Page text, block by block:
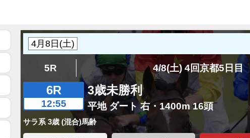
5R 4/8(土) 4回京都5日目
6R
12:55
3歳未勝利
平地 ダート 右・1400m 16頭
サラ系 3歳 (混合)馬齢